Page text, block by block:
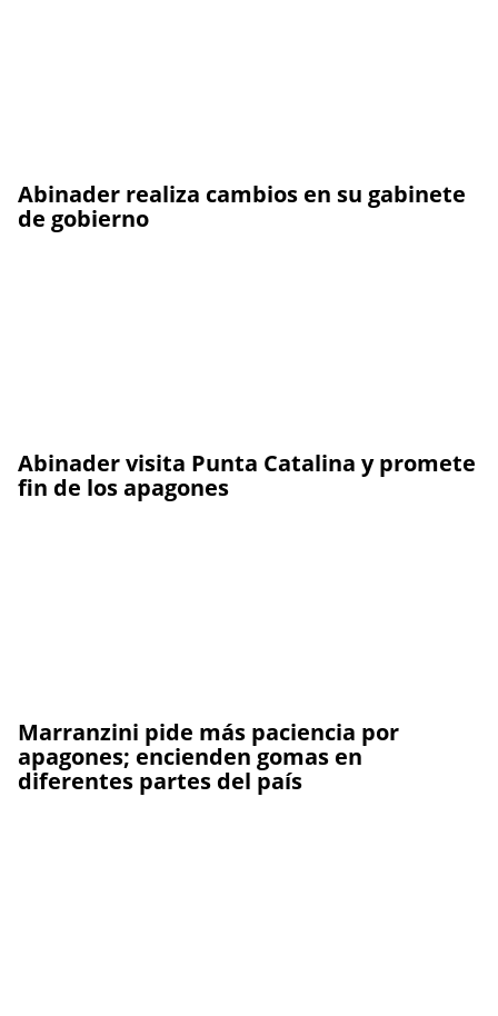
Abinader realiza cambios en su gabinete
de gobierno
Abinader visita Punta Catalina y promete
fin de los apagones
Marranzini pide más paciencia por
apagones; encienden gomas en
diferentes partes del país